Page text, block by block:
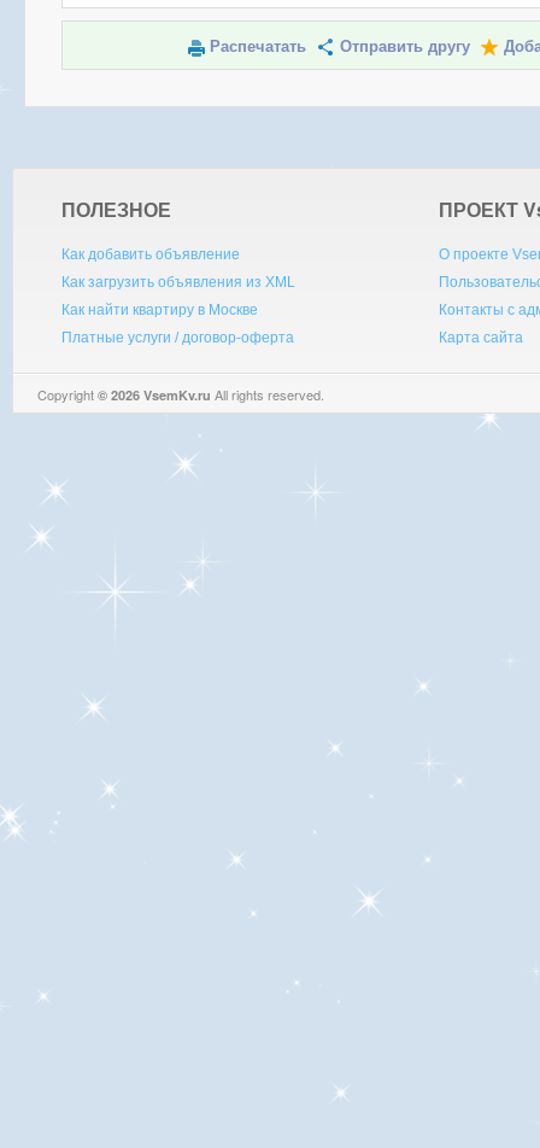
Распечатать Отправить другу
ПОЛЕЗНОЕ
Как добавить объявление
Как загрузить объявления из XML
Как найти квартиру в Москве
Платные услуги / договор-оферта
ПРОЕКТ V
О проекте
Контакты с
Карта сайта
Copyright © 2026 VsemKv.ru All rights reserved.